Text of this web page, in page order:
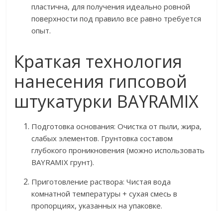
пластична, для получения идеально ровной
поверхности под правило все равно требуется
опыт.
Краткая технология
нанесения гипсовой
штукатурки BAYRAMIX
Подготовка основания: Очистка от пыли, жира,
слабых элементов. Грунтовка составом
глубокого проникновения (можно использовать
BAYRAMIX грунт).
Приготовление раствора: Чистая вода
комнатной температуры + сухая смесь в
пропорциях, указанных на упаковке.